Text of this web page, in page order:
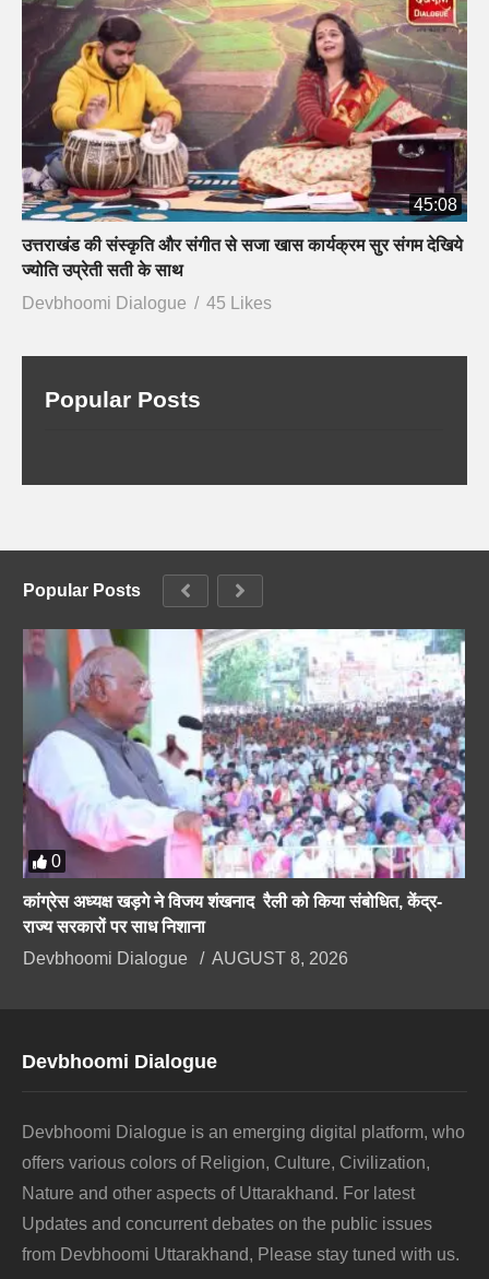
45:08
उत्तराखंड की संस्कृति और संगीत से सजा खास कार्यक्रम सुर संगम देखिये
ज्योति उप्रेती सती के साथ
Devbhoomi Dialogue
45 Likes
Popular Posts
Popular Posts
0
कांग्रेस अध्यक्ष खड़गे ने विजय शंखनाद रैली को किया संबोधित, केंद्र-
राज्य सरकारों पर साध निशाना
Devbhoomi Dialogue
AUGUST 8, 2026
Devbhoomi Dialogue
Devbhoomi Dialogue is an emerging digital platform, who
offers various colors of Religion, Culture, Civilization,
Nature and other aspects of Uttarakhand. For latest
Updates and concurrent debates on the public issues
from Devbhoomi Uttarakhand, Please stay tuned with us.